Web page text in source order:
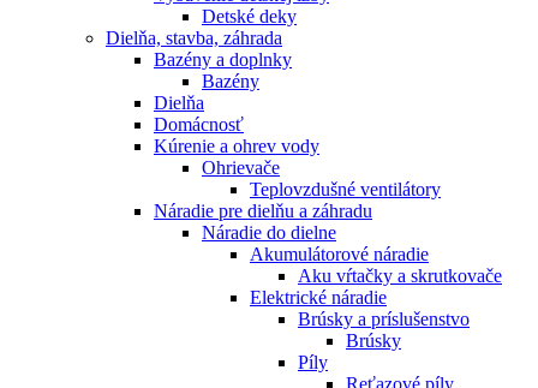
Detské deky
Dielňa, stavba, záhrada
Bazény a doplnky
Bazény
Dielňa
Domácnosť
Kúrenie a ohrev vody
Ohrievače
Teplovzdušné ventilátory
Náradie pre dielňu a záhradu
Náradie do dielne
Akumulátorové náradie
Aku vŕtačky a skrutkovače
Elektrické náradie
Brúsky a príslušenstvo
Brúsky
Píly
Reťazové píly